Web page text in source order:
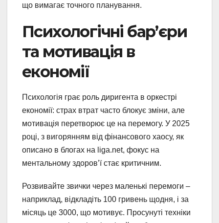
що вимагає точного планування.
Психологічні бар’єри
та мотивація в
економії
Психологія грає роль диригента в оркестрі
економії: страх втрат часто блокує зміни, але
мотивація перетворює це на перемогу. У 2025
році, з вигорянням від фінансового хаосу, як
описано в блогах на liga.net, фокус на
ментальному здоров’ї стає критичним.
Розвивайте звички через маленькі перемоги –
наприклад, відкладіть 100 гривень щодня, і за
місяць це 3000, що мотивує. Просунуті техніки